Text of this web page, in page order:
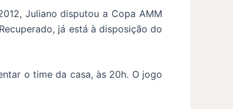
Juliano disputou a Copa AMM
já está à disposição do
o time da casa, às 20h. O jogo